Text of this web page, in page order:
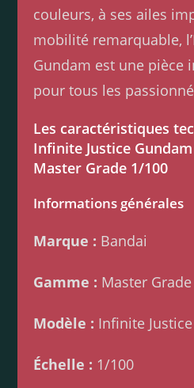
couleurs, à ses ailes
mobilité remarquable,
Gundam est une pièce
pour tous les
Les caractéristiques
Infinite Justice
Master Grade 1/100
Informations générales
Marque : Bandai
Gamme : Master Grade
Modèle : Infinite
Échelle : 1/100